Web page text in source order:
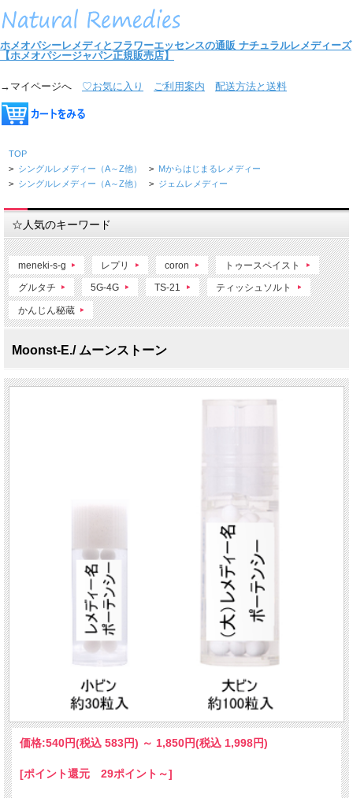
ホメオパシーレメディとフラワーエッセンスの通販 ナチュラルレメディーズ
【ホメオパシージャパン正規販売店】
→マイページへ ♡お気に入り ご利用案内 配送方法と送料
TOP
> シングルレメディー（A～Z他） > Mからはじまるレメディー
> シングルレメディー（A～Z他） > ジェムレメディー
☆人気のキーワード
meneki-s-g レプリ coron トゥースペイスト
グルタチ 5G-4G TS-21 ティッシュソルト
かんじん秘蔵
Moonst-E./ ムーンストーン
価格:540円(税込 583円) ～ 1,850円(税込 1,998円)
[ポイント還元 29ポイント～]